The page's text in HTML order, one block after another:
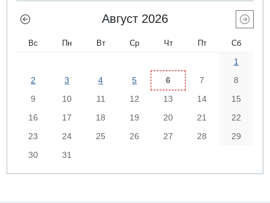
Август 2026
Вс Пн Вт Ср Чт Пт Сб
1
2
3 4 5 6 7
8
9
10 11 12 13 14
15
16
17 18 19 20 21
22
23
24 25 26 27 28
29
30
31